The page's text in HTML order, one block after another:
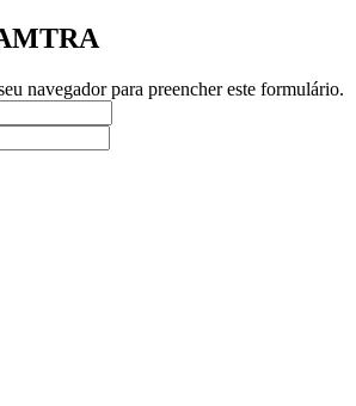
navegador para preencher este formulário.